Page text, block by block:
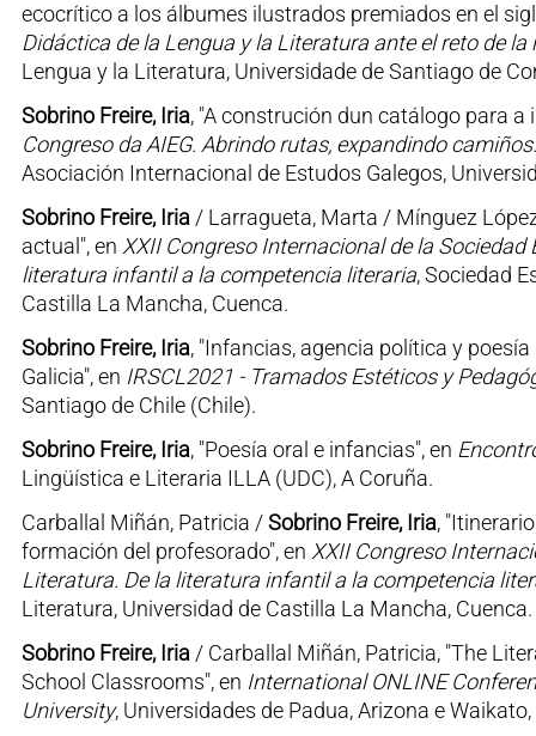
ecocrítico a los álbumes ilustrados premiados en el
Didáctica de la Lengua y la Literatura ante el reto de la
Lengua y la Literatura, Universidade de Santiago de
Sobrino Freire, Iria, "A construción dun catálogo para
Congreso da AIEG. Abrindo rutas, expandindo
Asociación Internacional de Estudos Galegos,
Sobrino Freire, Iria / Larragueta, Marta / Mínguez
actual", en XXII Congreso Internacional de la
literatura infantil a la competencia literaria, Sociedad
Castilla La Mancha, Cuenca.
Sobrino Freire, Iria, "Infancias, agencia política y
Galicia", en IRSCL2021 - Tramados Estéticos y
Santiago de Chile (Chile).
Sobrino Freire, Iria, "Poesía oral e infancias", en
Lingüística e Literaria ILLA (UDC), A Coruña.
Carballal Miñán, Patricia /Sobrino Freire, Iria,
formación del profesorado", en XXII Congreso
Literatura. De la literatura infantil a la competencia
Literatura, Universidad de Castilla La Mancha, Cuenca.
Sobrino Freire, Iria / Carballal Miñán, Patricia, "The
School Classrooms", en International ONLINE
University, Universidades de Padua, Arizona e